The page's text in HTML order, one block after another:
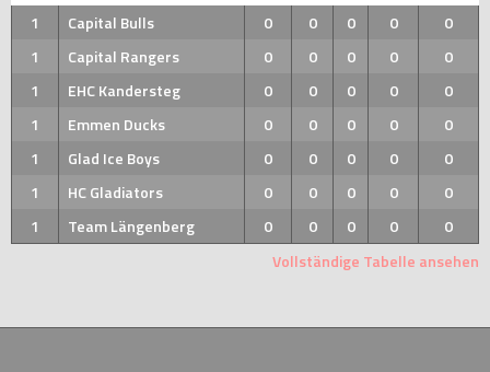
1
Capital Bulls 0 0 0 0
0
1
Capital Rangers 0 0 0 0
0
1
EHC Kandersteg 0 0 0 0
0
1
Emmen Ducks 0 0 0 0
0
1
Glad Ice Boys 0 0 0 0
0
1
HC Gladiators 0 0 0 0
0
1
Team Längenberg 0 0 0 0
0
Vollständige Tabelle ansehen